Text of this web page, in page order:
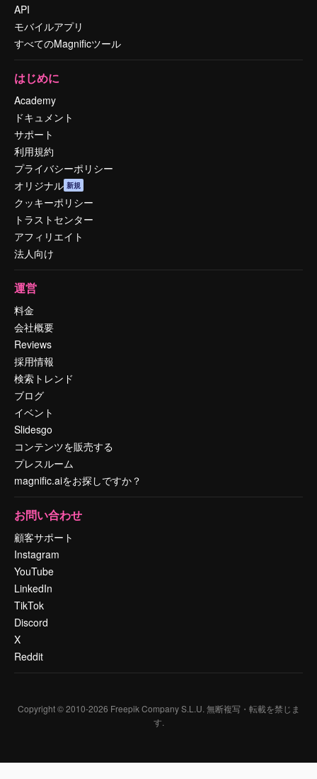
API
モバイルアプリ
すべてのMagnificツール
はじめに
Academy
ドキュメント
サポート
利用規約
プライバシーポリシー
オリジナル 新規
クッキーポリシー
トラストセンター
アフィリエイト
法人向け
運営
料金
会社概要
Reviews
採用情報
検索トレンド
ブログ
イベント
Slidesgo
コンテンツを販売する
プレスルーム
magnific.aiをお探しですか？
お問い合わせ
顧客サポート
Instagram
YouTube
LinkedIn
TikTok
Discord
X
Reddit
Copyright © 2010-2026 Freepik Company S.L.U. 無断複写・転載を禁じま
す.